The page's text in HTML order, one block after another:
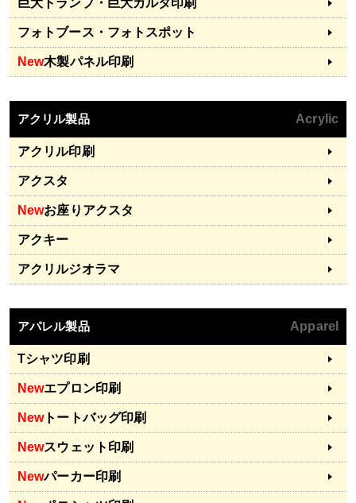
フォトブース・フォトスポット
New木製パネル印刷
アクリル製品 Acrylic
アクリル印刷
アクスタ
Newお座りアクスタ
アクキー
アクリルジオラマ
アパレル製品 Apparel
Tシャツ印刷
Newエプロン印刷
Newトートバッグ印刷
Newスウェット印刷
Newパーカー印刷